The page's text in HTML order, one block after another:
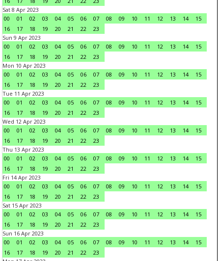
Sat 8 Apr 2023
00
01 02 03 04 05 06 07 08 09 10 11 12 13 14
15
16
17 18 19 20 21 22
23
Sun 9 Apr 2023
00
01 02 03 04 05 06 07 08 09 10 11 12 13 14
15
16
17 18 19 20 21 22
23
Mon 10 Apr 2023
00
01 02 03 04 05 06 07 08 09 10 11 12 13 14
15
16
17 18 19 20 21 22
23
Tue 11 Apr 2023
00
01 02 03 04 05 06 07 08 09 10 11 12 13 14
15
16
17 18 19 20 21 22
23
Wed 12 Apr 2023
00
01 02 03 04 05 06 07 08 09 10 11 12 13 14
15
16
17 18 19 20 21 22
23
Thu 13 Apr 2023
00
01 02 03 04 05 06 07 08 09 10 11 12 13 14
15
16
17 18 19 20 21 22
23
Fri 14 Apr 2023
00
01 02 03 04 05 06 07 08 09 10 11 12 13 14
15
16
17 18 19 20 21 22
23
Sat 15 Apr 2023
00
01 02 03 04 05 06 07 08 09 10 11 12 13 14
15
16
17 18 19 20 21 22
23
Sun 16 Apr 2023
00
01 02 03 04 05 06 07 08 09 10 11 12 13 14
15
16
17 18 19 20 21 22
23